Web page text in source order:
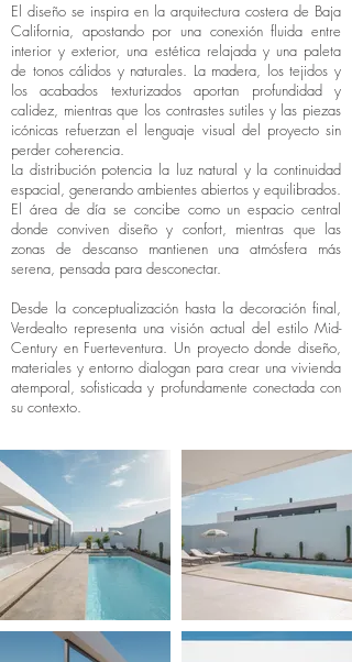
El diseño se inspira en la arquitectura costera de Baja
California, apostando por una conexión fluida entre
interior y exterior, una estética relajada y una paleta
de tonos cálidos y naturales. La madera, los tejidos y
los acabados texturizados aportan profundidad y
calidez, mientras que los contrastes sutiles y las piezas
icónicas refuerzan el lenguaje visual del proyecto sin
perder coherencia.
La distribución potencia la luz natural y la continuidad
espacial, generando ambientes abiertos y equilibrados.
El área de día se concibe como un espacio central
donde conviven diseño y confort, mientras que las
zonas de descanso mantienen una atmósfera más
serena, pensada para desconectar.
Desde la conceptualización hasta la decoración final,
Verdealto representa una visión actual del estilo Mid-
Century en Fuerteventura. Un proyecto donde diseño,
materiales y entorno dialogan para crear una vivienda
atemporal, sofisticada y profundamente conectada con
su contexto.